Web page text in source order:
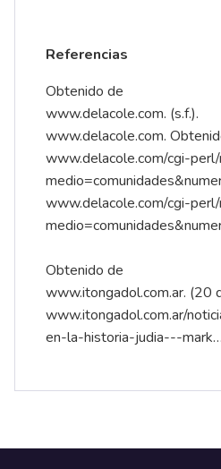
Referencias
Obtenido de
www.delacole.com. (s.f.).
www.delacole.com.
www.delacole.com/cgi-
www.delacole.com/cgi-
Obtenido de
www.itongadol.com.ar. (20
www.itongadol.com.ar/
en-la-historia-judia---mark…